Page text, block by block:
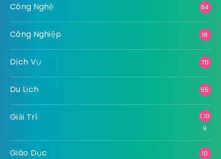
Công Nghệ 64
Công Nghiệp 16
Dịch Vụ 70
Du Lịch 55
Giải Trí
1.10
9
Giáo Dục 10